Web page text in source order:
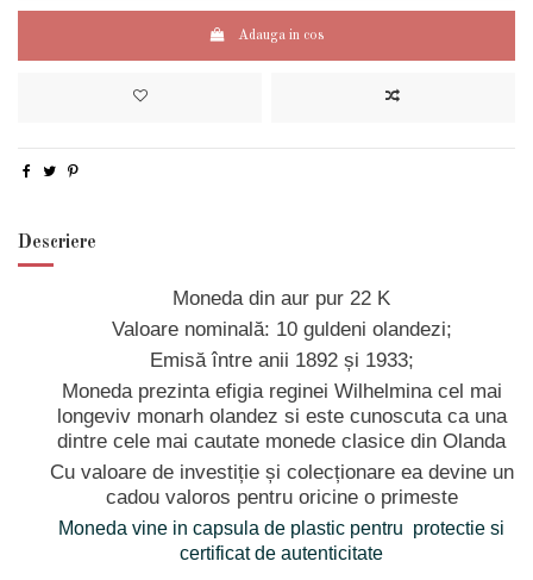
Adauga in cos
Descriere
Moneda din aur pur 22 K
Valoare nominală: 10 guldeni olandezi;
Emisă între anii 1892 și 1933;
Moneda prezinta efigia reginei Wilhelmina cel mai
longeviv monarh olandez si este cunoscuta ca una
dintre cele mai cautate monede clasice din Olanda
Cu valoare de investiție și colecționare ea devine un
cadou valoros pentru oricine o primeste
Moneda vine in capsula de plastic pentru protectie si
certificat de autenticitate